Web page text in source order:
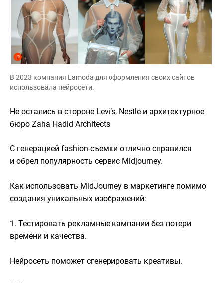
В 2023 компания Lamoda для оформления своих сайтов
использовала нейросети.
Не остались в стороне Levi’s, Nestle и архитектурное
бюро Zaha Hadid Architects.
С генерацией fashion-съемки отлично справился
и обрел популярность сервис Midjourney.
Как использовать MidJourney в маркетинге помимо
создания уникальных изображений:
1. Тестировать рекламные кампании без потери
времени и качества.
Нейросеть поможет сгенерировать креативы.